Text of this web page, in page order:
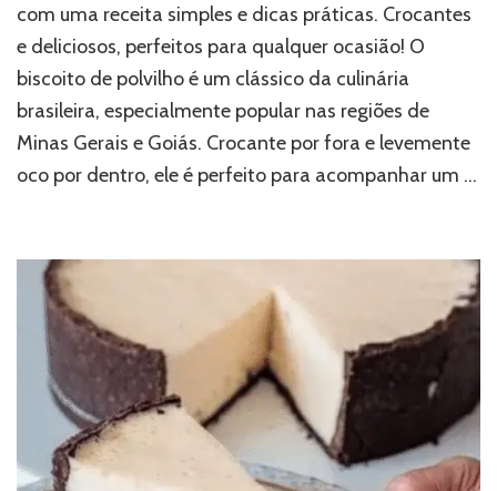
com uma receita simples e dicas práticas. Crocantes
e deliciosos, perfeitos para qualquer ocasião! O
biscoito de polvilho é um clássico da culinária
brasileira, especialmente popular nas regiões de
Minas Gerais e Goiás. Crocante por fora e levemente
oco por dentro, ele é perfeito para acompanhar um …